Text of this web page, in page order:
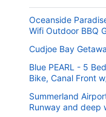
Oceanside
Wifi Outdoor BBQ
Cudjoe Bay
Blue PEARL - 5
Bike, Canal Front
Summerland
Runway and deep